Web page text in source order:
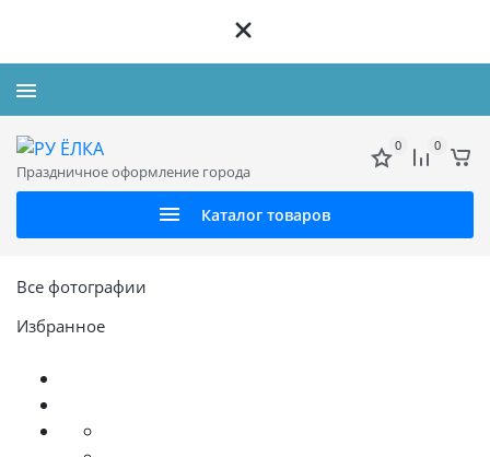
Праздничное оформление города
Каталог товаров
0 0
Все фотографии
Избранное